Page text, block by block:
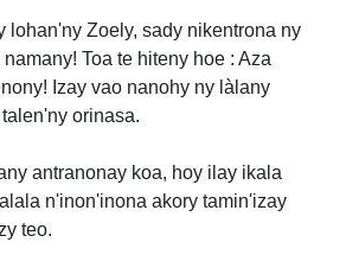
lohan'ny Zoely, sady nikentrona ny
Toa te hiteny hoe : Aza
Izay vao nanohy ny làlany
orinasa.
antranonay koa, hoy ilay ikala
n'inon'inona akory tamin'izay
teo.